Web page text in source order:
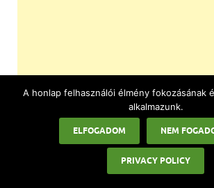
A honlap felhasználói élmény fokozásának
alkalmazunk.
ELFOGADOM NEM
PRIVACY POLICY